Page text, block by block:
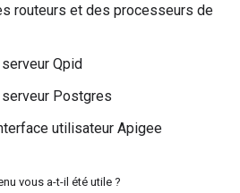
routeurs et des processeurs de
Qpid
Postgres
utilisateur Apigee
vous a-t-il été utile ?